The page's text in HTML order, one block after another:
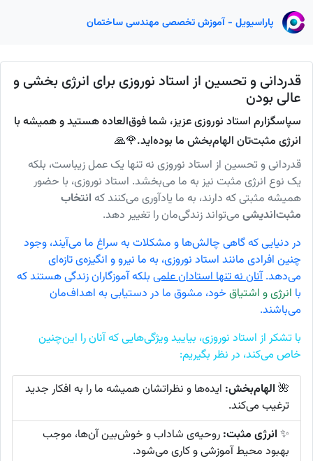
پاراسیویل - آموزش تخصصی مهندسی ساختمان
قدردانی و تحسین از استاد نوروزی برای انرژی بخشی و
عالی بودن
سپاسگزارم استاد نوروزی عزیز، شما فوق‌العاده هستید و همیشه با
انرژی مثبت‌تان الهام‌بخش ما بوده‌اید.🌹🙏
قدردانی و تحسین از استاد نوروزی نه تنها یک عمل زیباست، بلکه
یک نوع انرژی مثبت نیز به ما می‌بخشد. استاد نوروزی، با حضور
همیشه مثبتی که دارند، به ما یادآوری می‌کنند که انتخاب
مثبت‌اندیشی می‌تواند زندگی‌مان را تغییر دهد.
در دنیایی که گاهی چالش‌ها و مشکلات به سراغ ما می‌آیند، وجود
چنین افرادی مانند استاد نوروزی، به ما نیرو و انگیزه‌ی تازه‌ای
می‌دهد.آنان نه تنها استادان علمی بلکه آموزگاران زندگی هستند که
با انرژی و اشتیاق خود، مشوق ما در دستیابی به اهداف‌مان
می‌باشند.
با تشکر از استاد نوروزی، بیایید ویژگی‌هایی که آنان را این‌چنین
خاص می‌کند، در نظر بگیریم:
🌺 الهام‌بخش: ایده‌ها و نظراتشان همیشه ما را به افکار جدید
ترغیب می‌کند.
✨ انرژی مثبت: روحیه‌ی شاداب و خوش‌بین آن‌ها، موجب
بهبود محیط آموزشی و کاری می‌شود.